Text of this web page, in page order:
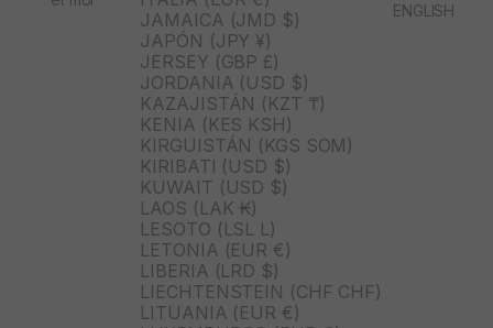
JAMAICA (JMD $)
JAPÓN (JPY ¥)
JERSEY (GBP £)
JORDANIA (USD $)
KAZAJISTÁN (KZT ₸)
KENIA (KES KSH)
KIRGUISTÁN (KGS SOM)
KIRIBATI (USD $)
KUWAIT (USD $)
LAOS (LAK ₭)
LESOTO (LSL L)
LETONIA (EUR €)
LIBERIA (LRD $)
LIECHTENSTEIN (CHF CHF)
LITUANIA (EUR €)
ENGLISH